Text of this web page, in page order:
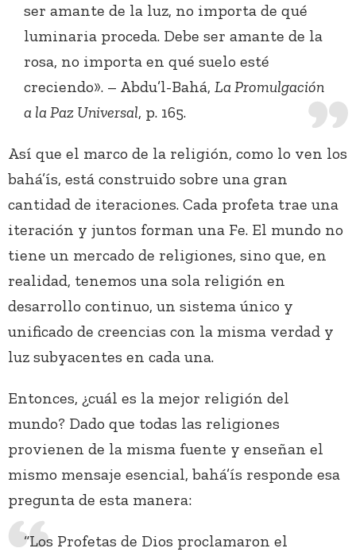
ser amante de la luz, no importa de qué
luminaria proceda. Debe ser amante de la
rosa, no importa en qué suelo esté
creciendo». – Abdu’l-Bahá, La Promulgación
a la Paz Universal, p. 165.
Así que el marco de la religión, como lo ven los
bahá’ís, está construido sobre una gran
cantidad de iteraciones. Cada profeta trae una
iteración y juntos forman una Fe. El mundo no
tiene un mercado de religiones, sino que, en
realidad, tenemos una sola religión en
desarrollo continuo, un sistema único y
unificado de creencias con la misma verdad y
luz subyacentes en cada una.
Entonces, ¿cuál es la mejor religión del
mundo? Dado que todas las religiones
provienen de la misma fuente y enseñan el
mismo mensaje esencial, bahá’ís responde esa
pregunta de esta manera:
“Los Profetas de Dios proclamaron el